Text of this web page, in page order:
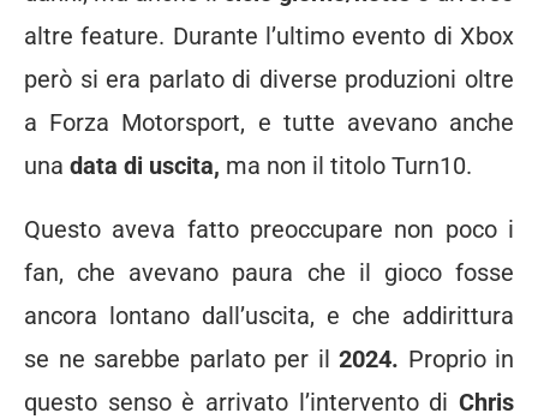
altre feature. Durante l’ultimo evento di Xbox
però si era parlato di diverse produzioni oltre
a Forza Motorsport, e tutte avevano anche
una data di uscita, ma non il titolo Turn10.
Questo aveva fatto preoccupare non poco i
fan, che avevano paura che il gioco fosse
ancora lontano dall’uscita, e che addirittura
se ne sarebbe parlato per il 2024. Proprio in
questo senso è arrivato l’intervento di Chris